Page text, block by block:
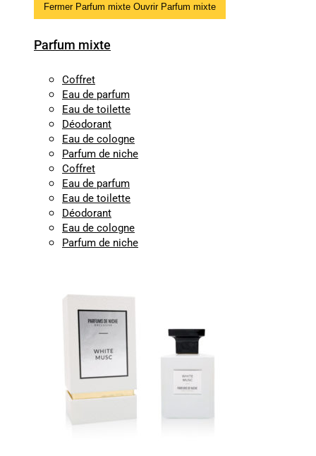
Fermer Parfum mixte Ouvrir Parfum mixte
Parfum mixte
Coffret
Eau de parfum
Eau de toilette
Déodorant
Eau de cologne
Parfum de niche
Coffret
Eau de parfum
Eau de toilette
Déodorant
Eau de cologne
Parfum de niche